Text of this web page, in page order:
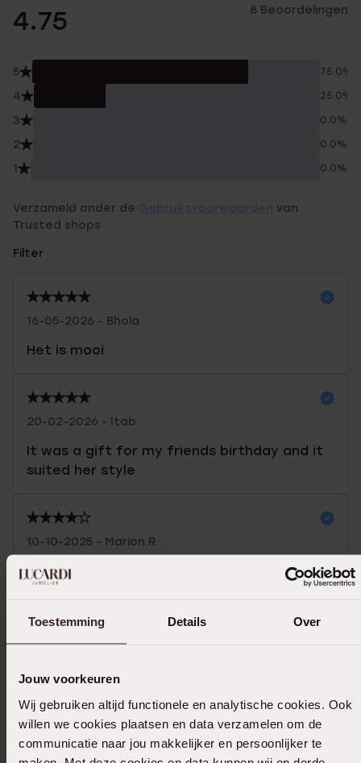
Toestemming Details Over
Jouw voorkeuren
Wij gebruiken altijd functionele en analytische cookies. Ook
willen we cookies plaatsen en data verzamelen om de
communicatie naar jou makkelijker en persoonlijker te
4.75 8 Beoordelingen
5 75.0%
4 25.0%
3 0.0%
2 0.0%
1 0.0%
Verzameld onder de
van
Trusted shops
Filter
16-05-2026 - Bhola
Het is mooi
20-02-2026 - Itab
It was a gift for my friends birthday and it
suited her style
10-10-2025 - Marion R.
In winkelmand
Ook leuk voor jou